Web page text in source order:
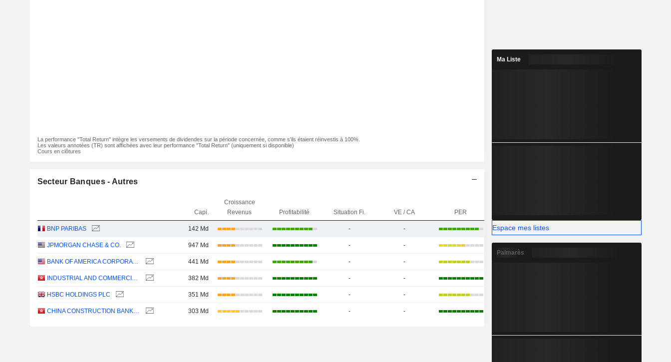
La performance "Total Return" intègre les versements de dividendes sur la période concernée, comme s'ils étaient réinvestis à 100%.
Les valeurs annotées (TR) sont affichées avec leur performance "Total Return" (uniquement si disponible)
Cours en clôtures
Secteur Banques - Autres
Capi.
Croissance
Revenus
Profitabilité Situation Fi. VE / CA PER
BNP PARIBAS 142 Md - -
JPMORGAN CHASE & CO. 947 Md - -
BANK OF AMERICA CORPORATION 441 Md - -
INDUSTRIAL AND COMMERCIAL BANK OF CHINA LIMITED 382 Md - -
HSBC HOLDINGS PLC 351 Md - -
CHINA CONSTRUCTION BANK CORPORATION 303 Md - -
Ma Liste
Espace mes listes
Palmarès